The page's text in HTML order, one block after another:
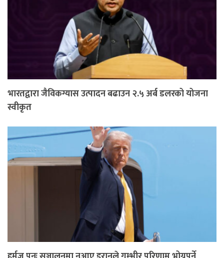
भारतद्वारा जैविकग्यास उत्पादन बढाउन २.५ अर्ब डलरको योजना
स्वीकृत